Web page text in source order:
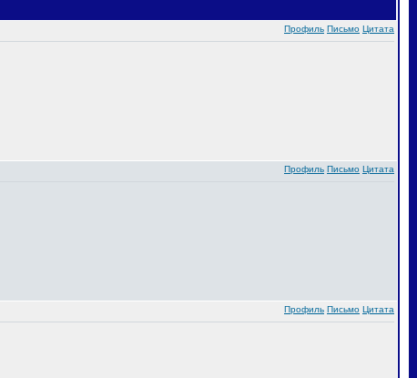
Профиль Письмо Цитата
Профиль Письмо Цитата
Профиль Письмо Цитата